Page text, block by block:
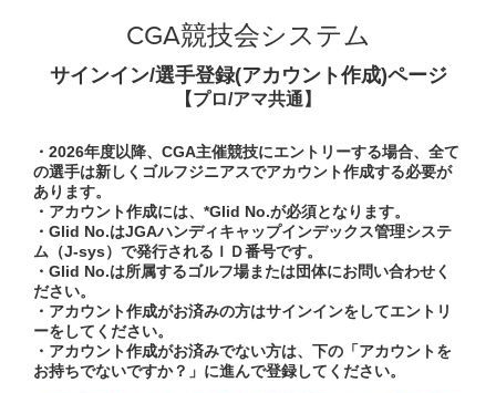
CGA競技会システム
サインイン/選手登録(アカウント作成)ページ
【プロ/アマ共通】
・2026年度以降、CGA主催競技にエントリーする場合、全て
の選手は新しくゴルフジニアスでアカウント作成する必要が
あります。
・アカウント作成には、*Glid No.が必須となります。
・Glid No.はJGAハンディキャップインデックス管理システ
ム（J-sys）で発行されるＩＤ番号です。
・Glid No.は所属するゴルフ場または団体にお問い合わせく
ださい。
・アカウント作成がお済みの方はサインインをしてエントリ
ーをしてください。
・アカウント作成がお済みでない方は、下の「アカウントを
お持ちでないですか？」に進んで登録してください。